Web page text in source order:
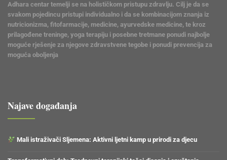
Adhara centar temelji se na holističkom pristupu zdravlju. Cilj je da se
svakom pojedincu pristupi individualno i da se kombinacijom znanja iz
nutricionizma, fitofarmacije, medicine, ayurvedske medicine, te kroz
prilagođene treninge, yoga terapiju i posebne tretmane ponudi najbolje
moguće rješenje za njegove zdravstvene tegobe i ponudi prevencija za
moguća oboljenja
Najave događanja
Mali istraživači Sljemena: Aktivni ljetni kamp u prirodi za djecu